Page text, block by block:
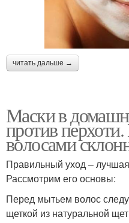
читать дальше →
Маски в
против
волосами
Правильный уход –
Рассмотрим его основы:
Перед мытьем волос
щеткой из натуральной